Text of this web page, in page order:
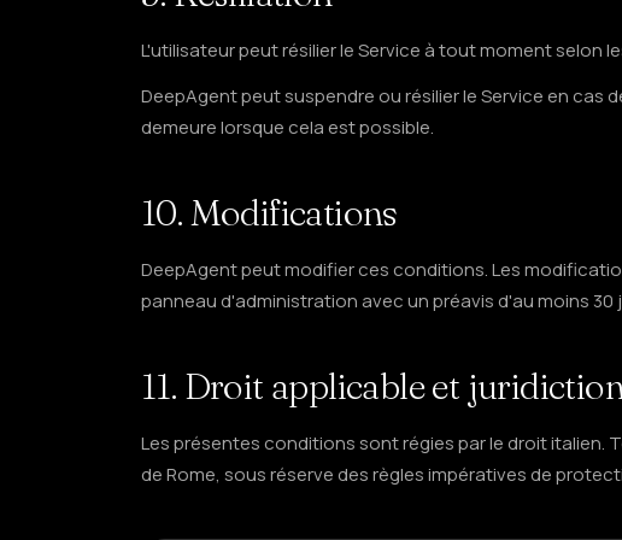
L'utilisateur peut résilier le Service à tout moment selon
DeepAgent peut suspendre ou résilier le Service en
demeure lorsque cela est possible.
10. Modifications
DeepAgent peut modifier ces conditions. Les
panneau d'administration avec un préavis d'au moins 30
11. Droit applicable et
Les présentes conditions sont régies par le droit italien.
de Rome, sous réserve des règles impératives de